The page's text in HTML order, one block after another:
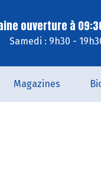
ouverture à
Samedi : 9h30 -
Magazines